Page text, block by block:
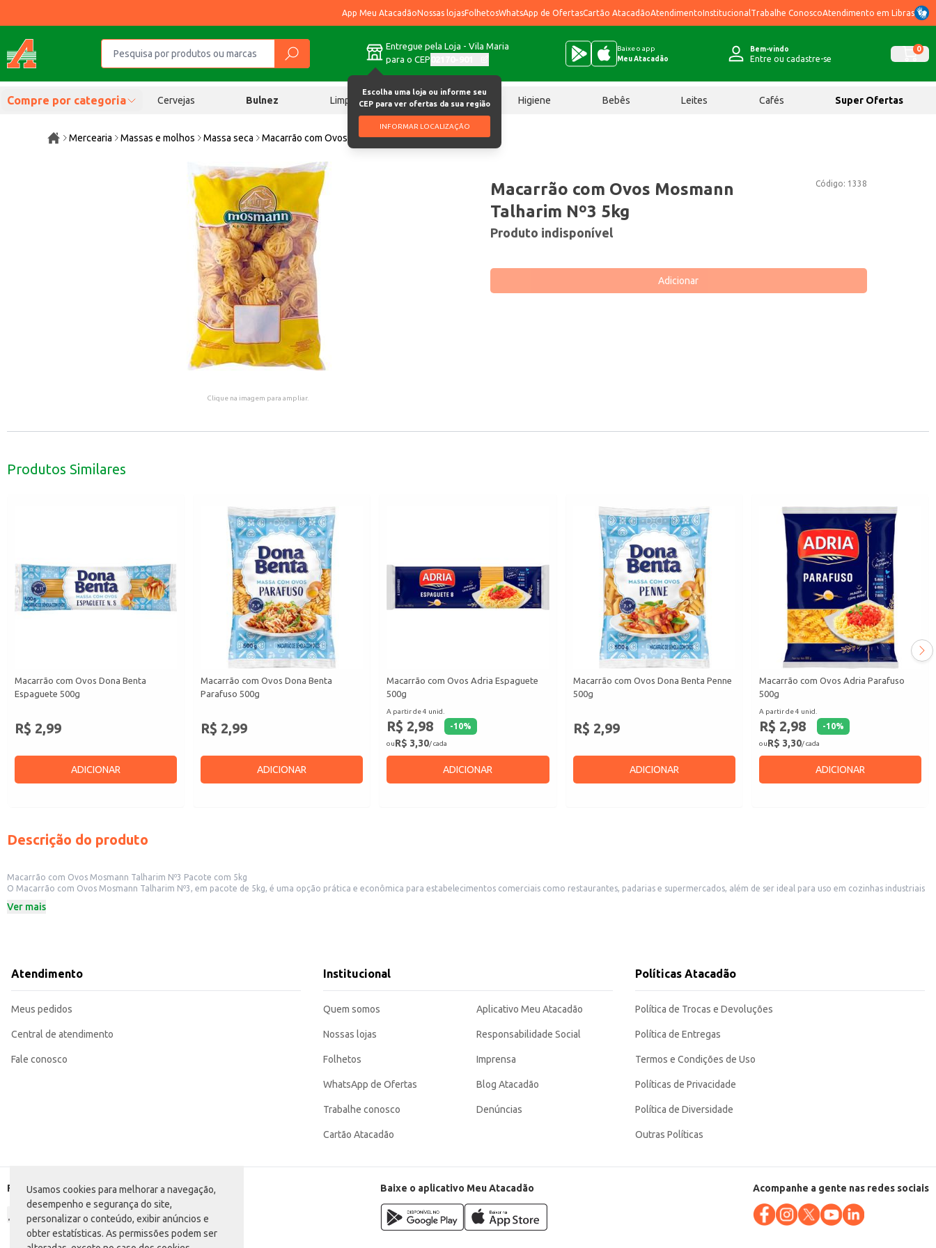
Usamos cookies para melhorar a navegação,
desempenho e segurança do site,
personalizar o conteúdo, exibir anúncios e
obter estatísticas. As permissões podem ser
App Meu AtacadãoNossas lojasFolhetosWhatsApp de OfertasCartão AtacadãoAtendimentoInstitucional Trabalhe ConoscoAtendimento em Libras
Entregue pela Loja - Vila Maria
para o CEP
Escolha uma loja ou informe seu
CEP para ver ofertas da sua região
INFORMAR LOCALIZAÇÃO
Baixe o app
Meu Atacadão
Bem-vindo
Entre ou cadastre-se
0
Compre por categoria Cervejas Bulnez Limpeza Chocolates Higiene Bebês Leites Cafés Super Ofertas
Mercearia Massas e molhos Massa seca Macarrão com Ovos Mosmann Talharim Nº3 5kg
Clique na imagem para ampliar.
Código: 1338
Macarrão com Ovos Mosmann
Talharim Nº3 5kg
Produto indisponível
Adicionar
Produtos Similares
Macarrão com Ovos Dona Benta
Espaguete 500g
R$ 2,99
ADICIONAR
Macarrão com Ovos Dona Benta
Parafuso 500g
R$ 2,99
ADICIONAR
Macarrão com Ovos Adria Espaguete
500g
A partir de 4 unid.
R$ 2,98 -10%
ouR$ 3,30/ cada
ADICIONAR
Macarrão com Ovos Dona Benta Penne
500g
R$ 2,99
ADICIONAR
Macarrão com Ovos Adria Parafuso
500g
A partir de 4 unid.
R$ 2,98 -10%
ouR$ 3,30/ cada
ADICIONAR
Descrição do produto
Macarrão com Ovos Mosmann Talharim Nº3 Pacote com 5kg
O Macarrão com Ovos Mosmann Talharim Nº3, em pacote de 5kg, é uma opção prática e econômica para estabelecimentos comerciais como restaurantes, padarias e supermercados, além de ser ideal para uso em cozinhas industriais
Dicas de uso:
O Macarrão com Ovos Mosmann Talharim Nº3 oferece praticidade e rendimento, sendo uma escolha eficiente para diversos contextos de uso profissional e comercial. Sua qualidade garante um resultado consistente em diferentes
preparações.
Marca: Mosmann
Categoria: Massa seca
EAN: 29295900
Ver mais
Atendimento
Meus pedidos
Central de atendimento
Fale conosco
Institucional
Quem somos
Nossas lojas
Folhetos
WhatsApp de Ofertas
Trabalhe conosco
Cartão Atacadão
Aplicativo Meu Atacadão
Responsabilidade Social
Imprensa
Blog Atacadão
Denúncias
Políticas Atacadão
Política de Trocas e Devoluções
Política de Entregas
Termos e Condições de Uso
Políticas de Privacidade
Política de Diversidade
Outras Políticas
Formas de pagamento Baixe o aplicativo Meu Atacadão Acompanhe a gente nas redes sociais